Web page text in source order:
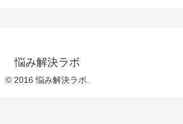
悩み解決ラボ
© 2016 悩み解決ラボ.